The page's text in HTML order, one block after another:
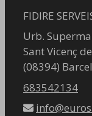
FIDIRE
Urb.
Sant Vicenç
(08394)
683542134